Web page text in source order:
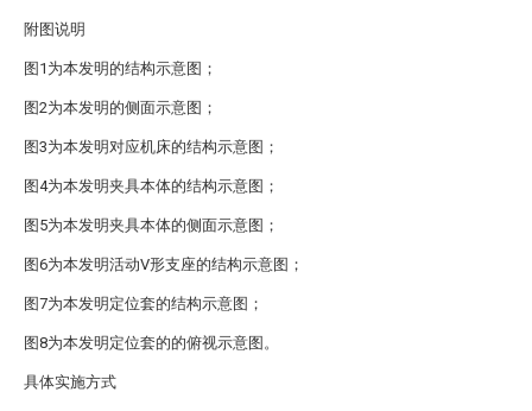
附图说明
图1为本发明的结构示意图；
图2为本发明的侧面示意图；
图3为本发明对应机床的结构示意图；
图4为本发明夹具本体的结构示意图；
图5为本发明夹具本体的侧面示意图；
图6为本发明活动V形支座的结构示意图；
图7为本发明定位套的结构示意图；
图8为本发明定位套的的俯视示意图。
具体实施方式